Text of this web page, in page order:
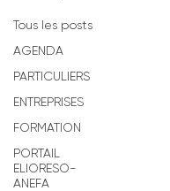
Tous les posts
AGENDA
PARTICULIERS
ENTREPRISES
FORMATION
PORTAIL
ELIORESO-
ANEFA